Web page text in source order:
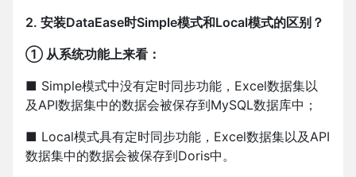
2. 安装DataEase时Simple模式和Local模式的区别？
① 从系统功能上来看：
■ Simple模式中没有定时同步功能，Excel数据集以
及API数据集中的数据会被保存到MySQL数据库中；
■ Local模式具有定时同步功能，Excel数据集以及API
数据集中的数据会被保存到Doris中。